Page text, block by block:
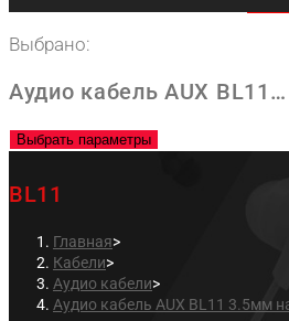
Выбрано:
Аудио кабель AUX BL11…
Выбрать параметры
BL11
Главная>
Кабели>
Аудио кабели>
Аудио кабель AUX BL11 3.5мм